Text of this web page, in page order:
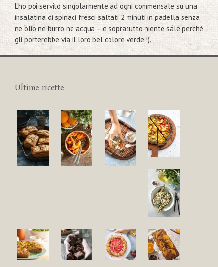
L’ho poi servito singolarmente ad ogni commensale su una
insalatina di spinaci fresci saltati 2 minuti in padella senza
ne olio ne burro ne acqua – e sopratutto niente sale perchè
gli porterebbe via il loro bel colore verde!!).
Ultime ricette